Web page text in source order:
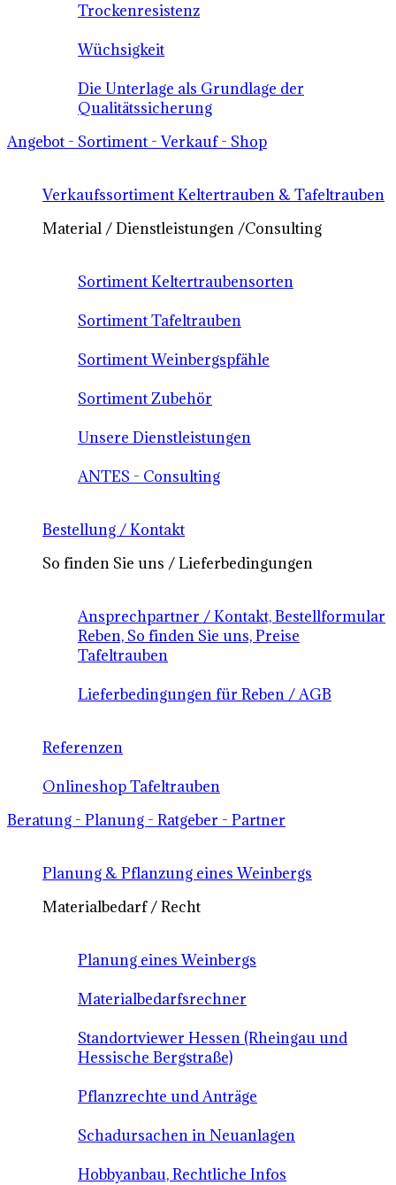
Trockenresistenz
Wüchsigkeit
Die Unterlage als Grundlage der
Qualitätssicherung
Angebot - Sortiment - Verkauf - Shop
Verkaufssortiment Keltertrauben & Tafeltrauben
Material / Dienstleistungen /Consulting
Sortiment Keltertraubensorten
Sortiment Tafeltrauben
Sortiment Weinbergspfähle
Sortiment Zubehör
Unsere Dienstleistungen
ANTES - Consulting
Bestellung / Kontakt
So finden Sie uns / Lieferbedingungen
Ansprechpartner / Kontakt, Bestellformular
Reben, So finden Sie uns, Preise
Tafeltrauben
Lieferbedingungen für Reben / AGB
Referenzen
Onlineshop Tafeltrauben
Beratung - Planung - Ratgeber - Partner
Planung & Pflanzung eines Weinbergs
Materialbedarf / Recht
Planung eines Weinbergs
Materialbedarfsrechner
Standortviewer Hessen (Rheingau und
Hessische Bergstraße)
Pflanzrechte und Anträge
Schadursachen in Neuanlagen
Hobbyanbau, Rechtliche Infos